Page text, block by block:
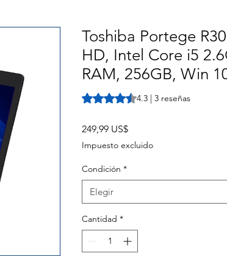
Toshiba Portege
HD, Intel Core i5
RAM, 256GB, Win
Según 3 reseñas, la calificación
4.3 | 3 reseñas
249,99 US$Precio
Impuesto excluido
Condición *
Elegir
Cantidad *